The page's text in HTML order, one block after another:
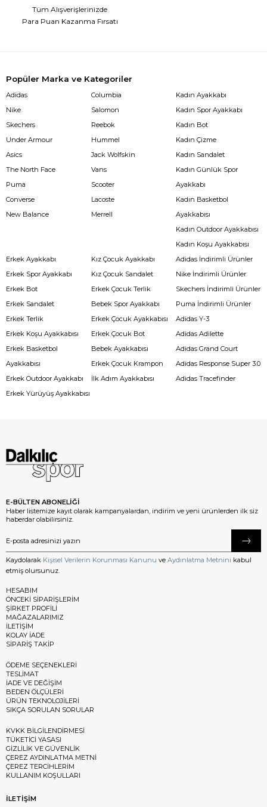
Tüm Alışverişlerinizde
Para Puan Kazanma Fırsatı
Popüler Marka ve Kategoriler
Adidas
Nike
Skechers
Under Armour
Asics
The North Face
Puma
Converse
New Balance
Columbia
Salomon
Reebok
Hummel
Jack Wolfskin
Vans
Scooter
Lacoste
Merrell
Kadın Ayakkabı
Kadın Spor Ayakkabı
Kadın Bot
Kadın Çizme
Kadın Sandalet
Kadın Günlük Spor
Ayakkabı
Kadın Basketbol
Ayakkabısı
Kadın Outdoor Ayakkabısı
Kadın Koşu Ayakkabısı
Erkek Ayakkabı
Erkek Spor Ayakkabı
Erkek Bot
Erkek Sandalet
Erkek Terlik
Erkek Koşu Ayakkabısı
Erkek Basketbol
Ayakkabısı
Erkek Outdoor Ayakkabı
Erkek Yürüyüş Ayakkabısı
Kız Çocuk Ayakkabı
Kız Çocuk Sandalet
Erkek Çocuk Terlik
Bebek Spor Ayakkabı
Erkek Çocuk Ayakkabısı
Erkek Çocuk Bot
Bebek Ayakkabısı
Erkek Çocuk Krampon
İlk Adım Ayakkabısı
Adidas İndirimli Ürünler
Nike İndirimli Ürünler
Skechers İndirimli Ürünler
Puma İndirimli Ürünler
Adidas Y-3
Adidas Adilette
Adidas Grand Court
Adidas Response Super 3.0
Adidas Tracefinder
E-BÜLTEN ABONELİĞİ
Haber listemize kayıt olarak kampanyalardan, indirim ve yeni ürünlerden ilk siz
haberdar olabilirsiniz.
Kaydolarak Kişisel Verilerin Korunması Kanunu ve Aydınlatma Metnini kabul
etmiş olursunuz.
HESABIM
ÖNCEKİ SİPARİŞLERİM
ŞİRKET PROFİLİ
MAĞAZALARIMIZ
İLETİŞİM
KOLAY İADE
SİPARİŞ TAKİP
ÖDEME SEÇENEKLERİ
TESLİMAT
İADE VE DEĞİŞİM
BEDEN ÖLÇÜLERİ
ÜRÜN TEKNOLOJİLERİ
SIKÇA SORULAN SORULAR
KVKK BİLGİLENDİRMESİ
TÜKETİCİ YASASI
GİZLİLİK VE GÜVENLİK
ÇEREZ AYDINLATMA METNİ
ÇEREZ TERCİHLERİM
KULLANIM KOŞULLARI
İLETİŞİM